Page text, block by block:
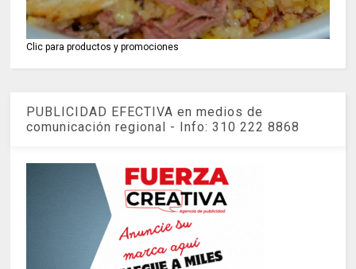
Clic para productos y promociones
PUBLICIDAD EFECTIVA en medios de
comunicación regional - Info: 310 222 8868